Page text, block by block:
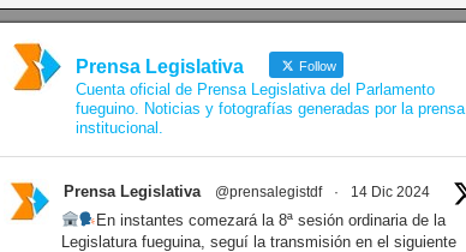
Prensa Legislativa Follow
Cuenta oficial de Prensa Legislativa del Parlamento
fueguino. Noticias y fotografías generadas por la prensa
institucional.
Prensa Legislativa @prensalegistdf · 14 Dic 2024
En instantes comezará la 8ª sesión ordinaria de la
Legislatura fueguina, seguí la transmisión en el siguiente